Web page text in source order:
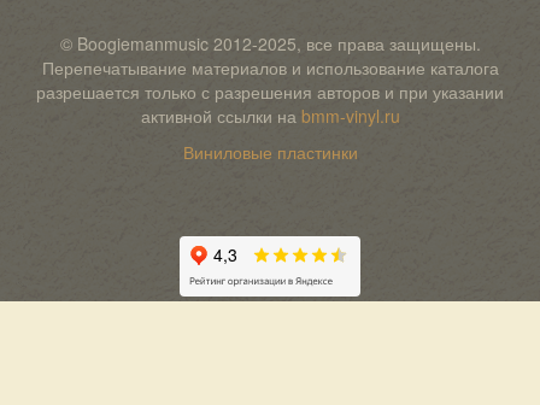
© Boogiemanmusic 2012-2025, все права защищены.
Перепечатывание материалов и использование каталога
разрешается только с разрешения авторов и при указании
активной ссылки на bmm-vinyl.ru
Виниловые пластинки